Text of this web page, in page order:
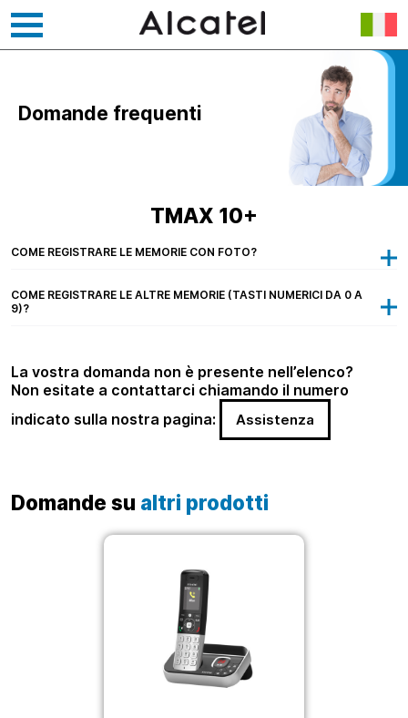
Domande frequenti
TMAX 10+
COME REGISTRARE LE MEMORIE CON FOTO?
COME REGISTRARE LE ALTRE MEMORIE (TASTI NUMERICI DA 0 A
9)?
La vostra domanda non è presente nell’elenco?
Non esitate a contattarci chiamando il numero
indicato sulla nostra pagina:
Assistenza
Domande su altri prodotti